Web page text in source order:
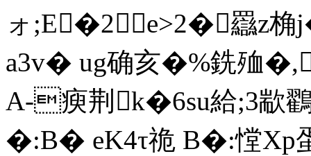
ォ;E�2e>2�羉z
a3v� ug确亥�%銑殈
A-瘐荆k�6su給;3歂
�:B� eK4τ祪 B�:憆Xp